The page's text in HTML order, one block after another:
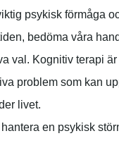
psykisk förmåga
bedöma våra
val. Kognitiv terapi är
problem som kan
livet.
en psykisk